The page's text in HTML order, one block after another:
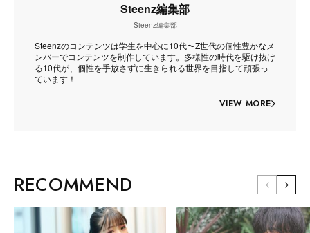
Steenz編集部
Steenz編集部
Steenzのコンテンツは学生を中心に10代〜Z世代の個性豊かなメ
ンバーでコンテンツを制作しています。多様性の時代を駆け抜け
る10代が、個性を手放さずに生きられる世界を目指して頑張っ
ています！
VIEW MORE
RECOMMEND